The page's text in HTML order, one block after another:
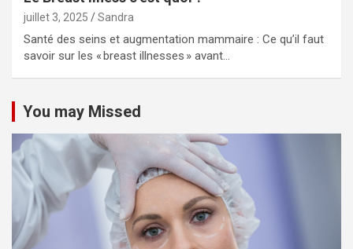
juillet 3, 2025 Sandra
Santé des seins et augmentation mammaire : Ce qu’il faut
savoir sur les « breast illnesses » avant…
You may Missed